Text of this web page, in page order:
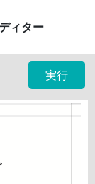
ィター
実行